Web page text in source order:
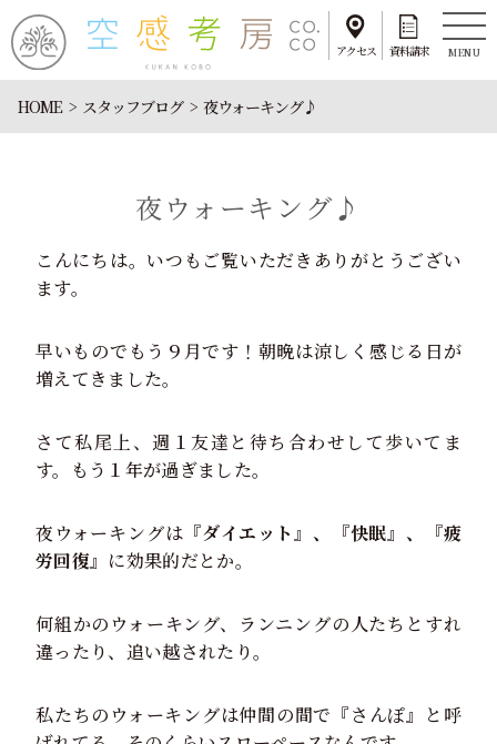
アクセス 資料請求 MENU
HOME スタッフブログ 夜ウォーキング♪
夜ウォーキング♪
こんにちは。いつもご覧いただきありがとうござい
ます。
早いものでもう９月です！朝晩は涼しく感じる日が
増えてきました。
さて私尾上、週１友達と待ち合わせして歩いてま
す。もう１年が過ぎました。
夜ウォーキングは 『ダイエット』、『快眠』、『疲
労回復』 に効果的だとか。
何組かのウォーキング、ランニングの人たちとすれ
違ったり、追い越されたり。
私たちのウォーキングは仲間の間で『さんぽ』と呼